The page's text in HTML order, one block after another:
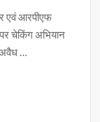
एवं आरपीएफ
चेकिंग अभियान
…